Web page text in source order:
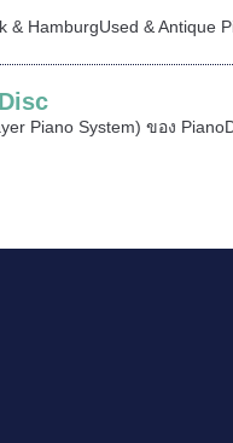
& HamburgUsed &
Piano System) ของ